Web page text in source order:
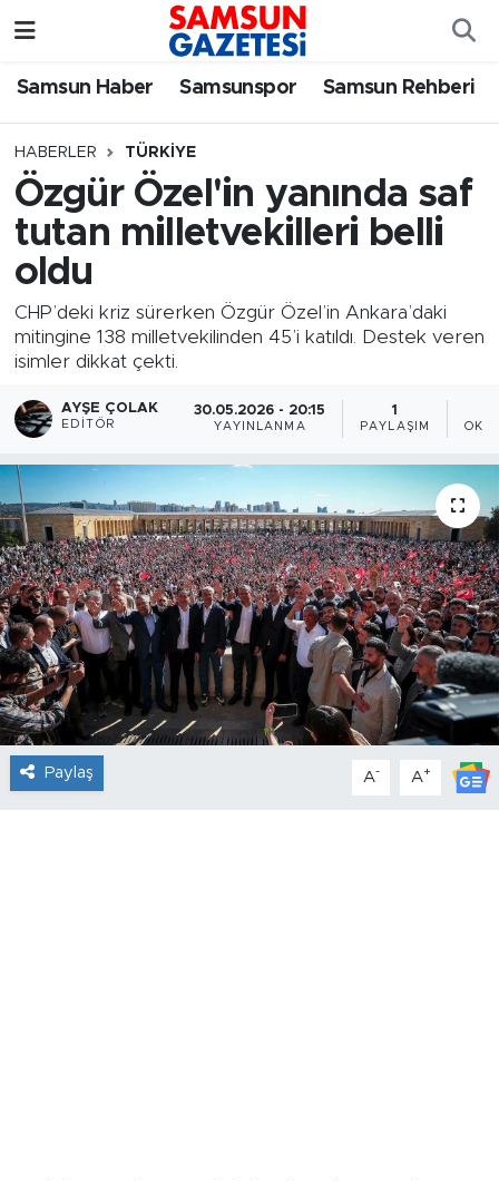
Samsun Haber Samsunspor Samsun Rehberi
HABERLER TÜRKIYE
Özgür Özel'in yanında saf
tutan milletvekilleri belli
oldu
CHP’deki kriz sürerken Özgür Özel’in Ankara’daki
mitingine 138 milletvekilinden 45’i katıldı. Destek veren
isimler dikkat çekti.
AYŞE ÇOLAK
EDITÖR
30.05.2026 - 20:15
YAYINLANMA
1
PAYLAŞIM
Paylaş A- A+
Samsun Haber
Samsunspor
Samsun Rehberi
Resmi İlanlar
Samsun Nöbetçi Eczaneler
Samsun Hava Durumu
SAMSUN Namaz Vakitleri
Samsun Trafik Yoğunluk Haritası
Süper Lig Puan Durumu ve Fikstür
Tüm Manşetler
Son Dakika Haberleri
Haber Arşivi